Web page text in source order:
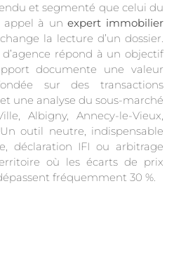
et segmenté que celui du
appel à un expert immobilier
la lecture d’un dossier.
répond à un objectif
documente une valeur
sur des transactions
une analyse du sous-marché
Albigny, Annecy-le-Vieux,
outil neutre, indispensable
déclaration IFI ou arbitrage
où les écarts de prix
fréquemment 30 %.